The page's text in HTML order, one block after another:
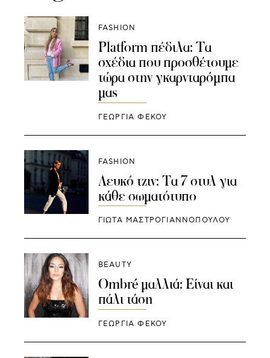
FASHION
Platform πέδιλα: Τα
σχέδια που προσθέτουμε
τώρα στην γκαρνταρόμπα
μας
ΓΕΩΡΓΙΑ ΦΕΚΟΥ
FASHION
Λευκό τζιν: Τα 7 στυλ για
κάθε σωματότυπο
ΓΙΩΤΑ ΜΑΣΤΡΟΓΙΑΝΝΟΠΟΥΛΟΥ
BEAUTY
Ombré μαλλιά: Είναι και
πάλι τάση
ΓΕΩΡΓΙΑ ΦΕΚΟΥ